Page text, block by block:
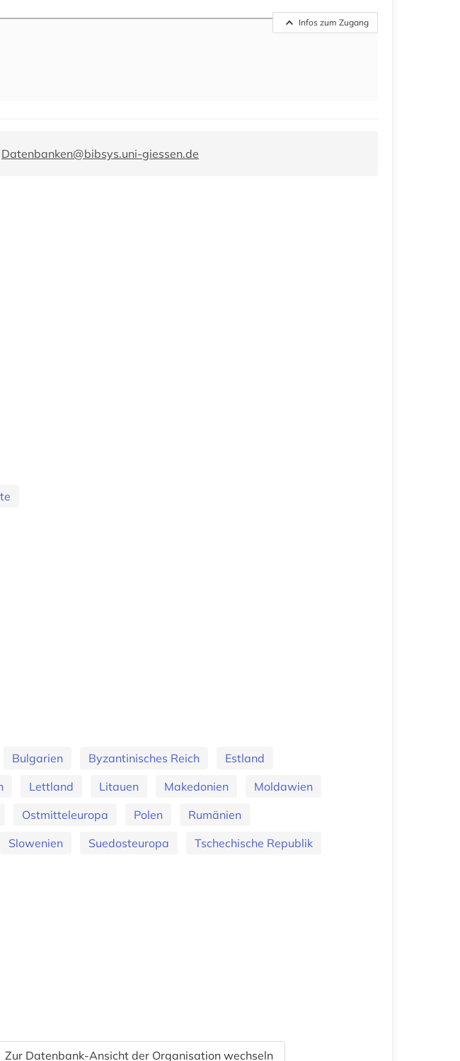
Infos zum Zugang
Datenbanken@bibsys.uni-giessen.de
Bulgarien Byzantinisches Reich
Estland
Lettland Litauen Makedonien
Moldawien
Ostmitteleuropa Polen
Rumänien
Slowenien Suedosteuropa
Tschechische Republik
Zur Datenbank-Ansicht der Organisation wechseln